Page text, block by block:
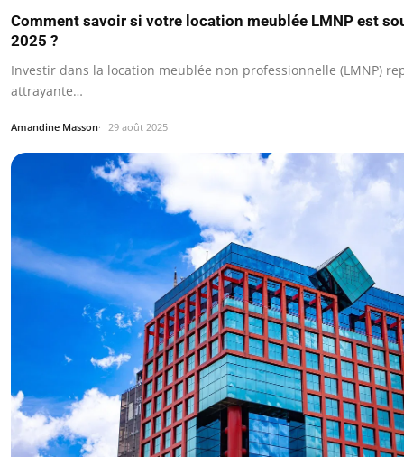
Comment savoir si votre location meublée LMNP est
2025 ?
Investir dans la location meublée non professionnelle (LMNP)
attrayante…
Amandine Masson 29 août 2025